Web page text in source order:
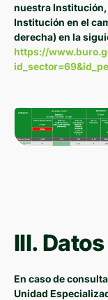
nuestra Institución,
Institución en el
derecha) en la
https://
III.
En caso de
Unidad